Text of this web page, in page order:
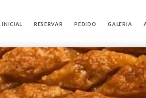
INICIAL RESERVAR PEDIDO GALERIA